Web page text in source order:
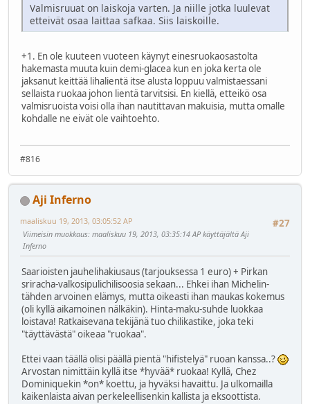
Valmisruuat on laiskoja varten. Ja niille jotka luulevat
etteivät osaa laittaa safkaa. Siis laiskoille.
+1. En ole kuuteen vuoteen käynyt einesruokaosastolta
hakemasta muuta kuin demi-glacea kun en joka kerta ole
jaksanut keittää lihalientä itse alusta loppuu valmistaessani
sellaista ruokaa johon lientä tarvitsisi. En kiellä, etteikö osa
valmisruoista voisi olla ihan nautittavan makuisia, mutta omalle
kohdalle ne eivät ole vaihtoehto.
#816
Aji Inferno
#27
maaliskuu 19, 2013, 03:05:52 AP
Viimeisin muokkaus: maaliskuu 19, 2013, 03:35:14 AP käyttäjältä Aji
Inferno
Saarioisten jauhelihakiusaus (tarjouksessa 1 euro) + Pirkan
sriracha-valkosipulichilisoosia sekaan... Ehkei ihan Michelin-
tähden arvoinen elämys, mutta oikeasti ihan maukas kokemus
(oli kyllä aikamoinen nälkäkin). Hinta-maku-suhde luokkaa
loistava! Ratkaisevana tekijänä tuo chilikastike, joka teki
"täyttävästä" oikeaa "ruokaa".
Ettei vaan täällä olisi päällä pientä "hifistelyä" ruoan kanssa..?
Arvostan nimittäin kyllä itse *hyvää* ruokaa! Kyllä, Chez
Dominiquekin *on* koettu, ja hyväksi havaittu. Ja ulkomailla
kaikenlaista aivan perkeleellisenkin kallista ja eksoottista.